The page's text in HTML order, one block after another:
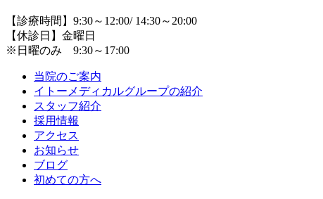
【診療時間】9:30～12:00/ 14:30～20:00
【休診日】金曜日
※日曜のみ 9:30～17:00
当院のご案内
イトーメディカルグループの紹介
スタッフ紹介
採用情報
アクセス
お知らせ
ブログ
初めての方へ